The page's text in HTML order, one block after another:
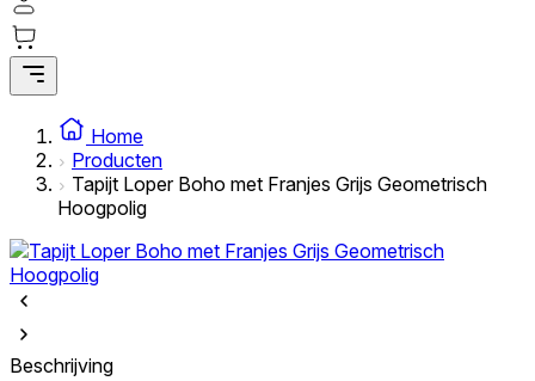
Home
Producten
Tapijt Loper Boho met Franjes Grijs Geometrisch
Hoogpolig
Beschrijving
Statistieken
Statistische cookies helpen website-eigenaren te begrijpen hoe
bezoekers omgaan met websites door anoniem informatie te
verzamelen en te rapporteren.
Marketing
Marketingcookies worden gebruikt om gebruikers over websites te
volgen. Het doel is om advertenties weer te geven die relevant en
interessant zijn voor de individuele gebruiker en daardoor
Niet-geclassificeerd